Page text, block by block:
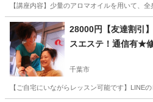
【講座内容】少量のアロマオイルを用いて、
千葉 千葉市 アロマ
28000円【友達割引
スエステ！通信有★
葉校）
千葉市
【ご自宅にいながらレッスン可能です】LINE